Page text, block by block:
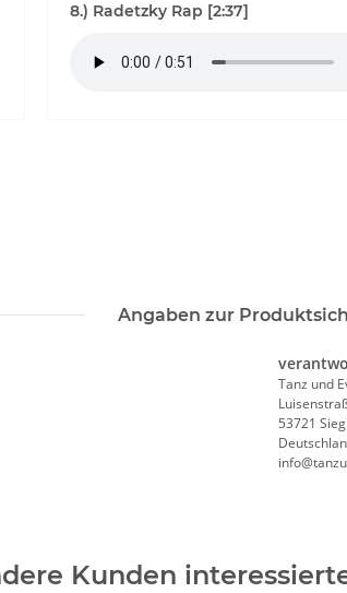
8.) Radetzky Rap [2:37]
Angaben zur
Tanz und
53721
Kunden